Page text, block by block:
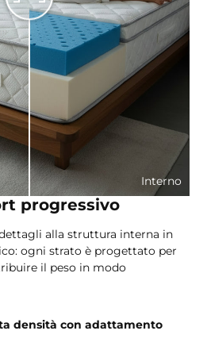
Interno
progressivo
alla struttura interna in
ogni strato è progettato per
il peso in modo
densità con adattamento